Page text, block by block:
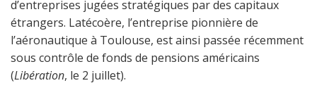
d’entreprises jugées stratégiques par des capitaux
étrangers. Latécoère, l’entreprise pionnière de
l’aéronautique à Toulouse, est ainsi passée récemment
sous contrôle de fonds de pensions américains
(Libération, le 2 juillet).